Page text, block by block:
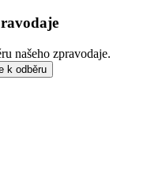
našeho zpravodaje.
k odběru